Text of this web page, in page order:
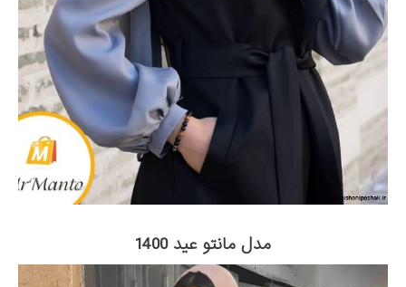
مدل مانتو عید 1400